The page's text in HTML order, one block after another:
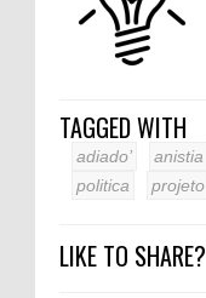
TAGGED WITH
adiado’ anistia
politica
projeto
LIKE TO SHARE?